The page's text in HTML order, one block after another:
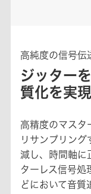
高純度の信号伝
ジッター
質化を実現
高精度のマス
リサンプリング
減し、時間軸に
ターレス信号処
どにおいて音質